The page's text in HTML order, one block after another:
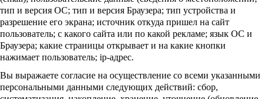
тип и версия ОС; тип и версия Браузера; тип устройства и
разрешение его экрана; источник откуда пришел на сайт
пользователь; с какого сайта или по какой рекламе; язык ОС и
Браузера; какие страницы открывает и на какие кнопки
нажимает пользователь; ip-адрес.
Вы выражаете согласие на осуществление со всеми указанными
персональными данными следующих действий: сбор,